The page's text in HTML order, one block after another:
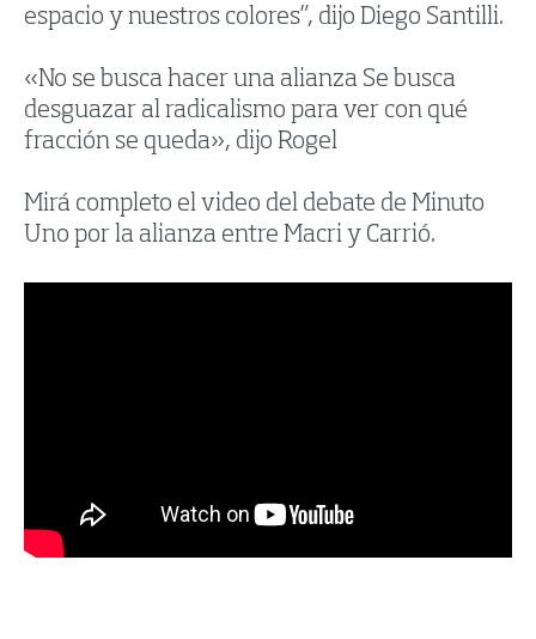
espacio y nuestros colores”, dijo Diego Santilli.
«No se busca hacer una alianza Se busca
desguazar al radicalismo para ver con qué
fracción se queda», dijo Rogel
Mirá completo el video del debate de Minuto
Uno por la alianza entre Macri y Carrió.